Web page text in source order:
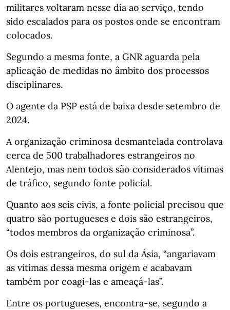
militares voltaram nesse dia ao serviço, tendo
sido escalados para os postos onde se encontram
colocados.
Segundo a mesma fonte, a GNR aguarda pela
aplicação de medidas no âmbito dos processos
disciplinares.
O agente da PSP está de baixa desde setembro de
2024.
A organização criminosa desmantelada controlava
cerca de 500 trabalhadores estrangeiros no
Alentejo, mas nem todos são considerados vítimas
de tráfico, segundo fonte policial.
Quanto aos seis civis, a fonte policial precisou que
quatro são portugueses e dois são estrangeiros,
“todos membros da organização criminosa”.
Os dois estrangeiros, do sul da Ásia, “angariavam
as vítimas dessa mesma origem e acabavam
também por coagi-las e ameaçá-las”.
Entre os portugueses, encontra-se, segundo a